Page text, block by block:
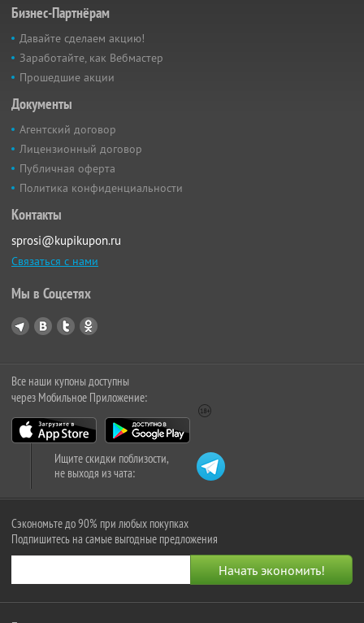
Бизнес-Партнёрам
Давайте сделаем акцию!
Заработайте, как Вебмастер
Прошедшие акции
Документы
Агентский договор
Лицензионный договор
Публичная оферта
Политика конфиденциальности
Контакты
sprosi@kupikupon.ru
Связаться с нами
Мы в Соцсетях
Все наши купоны доступны
через Мобильное Приложение:
Ищите скидки поблизости,
не выходя из чата:
Сэкономьте до 90% при любых покупках
Подпишитесь на самые выгодные предложения